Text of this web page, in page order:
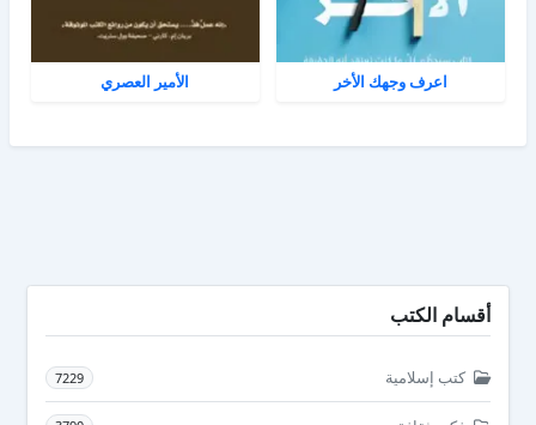
اعرف وجهك الأخر الأمير العصري
أقسام الكتب
كتب إسلامية 7229